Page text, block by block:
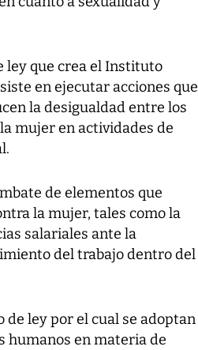
ley que crea el Instituto
en ejecutar acciones que
la desigualdad entre los
mujer en actividades de
de elementos que
la mujer, tales como la
salariales ante la
del trabajo dentro del
ley por el cual se adoptan
humanos en materia de